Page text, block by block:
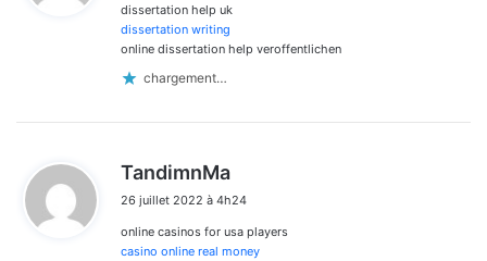
dissertation help uk
dissertation writing
online dissertation help veroffentlichen
chargement…
TandimnMa
t
:
26 juillet 2022 à 4h24
online casinos for usa players
casino online real money